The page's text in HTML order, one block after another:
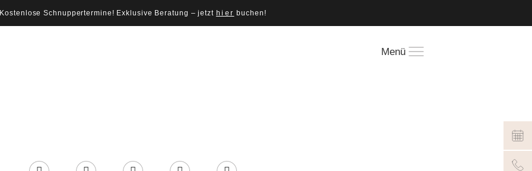
Kostenlose Schnuppertermine! Exklusive Beratung – jetzt hier buchen!
Menü